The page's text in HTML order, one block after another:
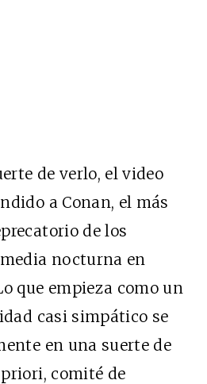
de verlo, el video
a Conan, el más
de los
nocturna en
que empieza como un
casi simpático se
en una suerte de
comité de